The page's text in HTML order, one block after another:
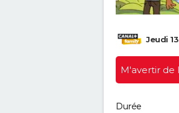
Jeudi
M'avertir de
Durée